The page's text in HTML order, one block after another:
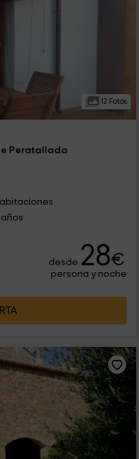
12 Fotos
Peratallada
desde 28€
persona y noche